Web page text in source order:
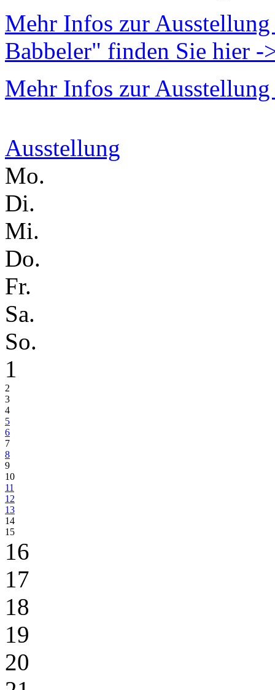
Mehr Infos zur
Babbeler" finden Sie hier -
Mehr Infos zur
Ausstellung
Mo.
Di.
Mi.
Do.
Fr.
Sa.
So.
1
2
3
4
5
6
7
8
9
10
11
12
13
14
15
16
17
18
19
20